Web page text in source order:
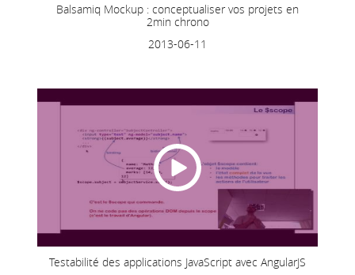
Balsamiq Mockup : conceptualiser vos projets en
2min chrono
2013-06-11
Testabilité des applications JavaScript avec AngularJS